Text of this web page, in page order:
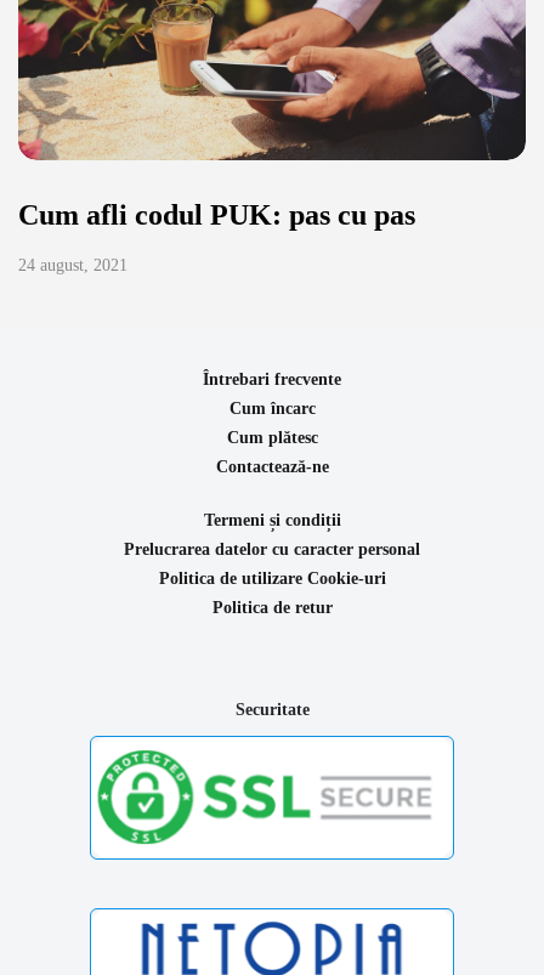
Cum afli codul PUK: pas cu pas
24 august, 2021
Întrebari frecvente
Cum încarc
Cum plătesc
Contactează-ne
Termeni și condiții
Prelucrarea datelor cu caracter personal
Politica de utilizare Cookie-uri
Politica de retur
Securitate